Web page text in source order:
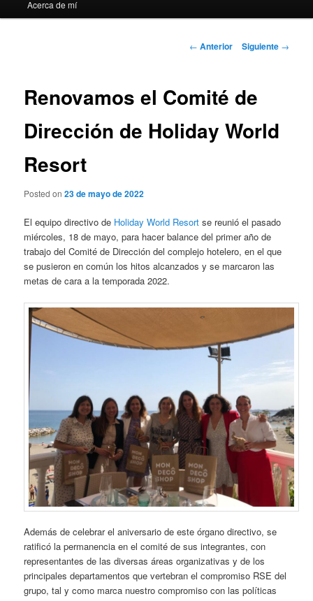
Acerca de mí
Navegación
← Anterior Siguiente →
Renovamos el Comité de
Dirección de Holiday World
Resort
Posted on23 de mayo de 2022
El equipo directivo de Holiday World Resort se reunió el pasado
miércoles, 18 de mayo, para hacer balance del primer año de
trabajo del Comité de Dirección del complejo hotelero, en el que
se pusieron en común los hitos alcanzados y se marcaron las
metas de cara a la temporada 2022.
Además de celebrar el aniversario de este órgano directivo, se
ratificó la permanencia en el comité de sus integrantes, con
representantes de las diversas áreas organizativas y de los
principales departamentos que vertebran el compromiso RSE del
grupo, tal y como marca nuestro compromiso con las políticas